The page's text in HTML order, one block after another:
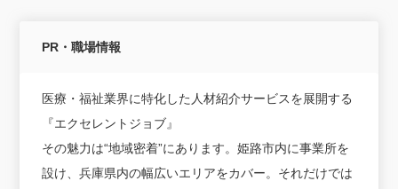
PR・職場情報
医療・福祉業界に特化した人材紹介サービスを展開する
『エクセレントジョブ』
その魅力は“地域密着”にあります。姫路市内に事業所を
設け、兵庫県内の幅広いエリアをカバー。それだけでは